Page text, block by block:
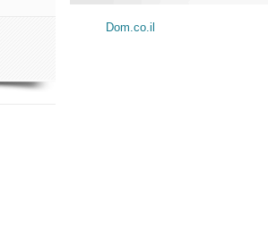
Dom.co.il